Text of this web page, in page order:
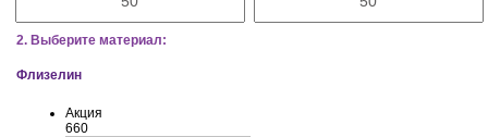
2. Выберите материал:
Флизелин
Акция
660